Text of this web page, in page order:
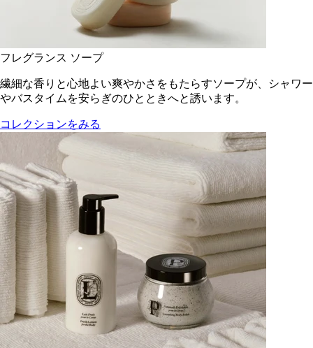
フレグランス ソープ
繊細な香りと心地よい爽やかさをもたらすソープが、シャワー
やバスタイムを安らぎのひとときへと誘います。
コレクションをみる